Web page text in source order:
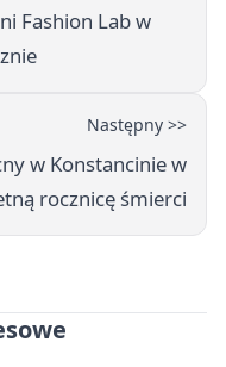
Fashion Lab w
Następny >>
w Konstancinie w
rocznicę śmierci